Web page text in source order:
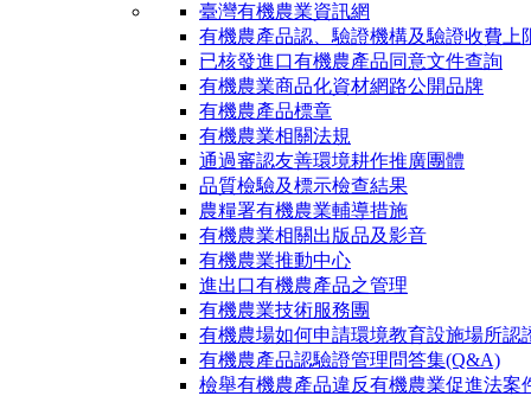
臺灣有機農業資訊網
有機農產品認、驗證機構及驗證收費上
已核發進口有機農產品同意文件查詢
有機農業商品化資材網路公開品牌
有機農產品標章
有機農業相關法規
通過審認友善環境耕作推廣團體
品質檢驗及標示檢查結果
農糧署有機農業輔導措施
有機農業相關出版品及影音
有機農業推動中心
進出口有機農產品之管理
有機農業技術服務團
有機農場如何申請環境教育設施場所認
有機農產品認驗證管理問答集(Q&A)
檢舉有機農產品違反有機農業促進法案